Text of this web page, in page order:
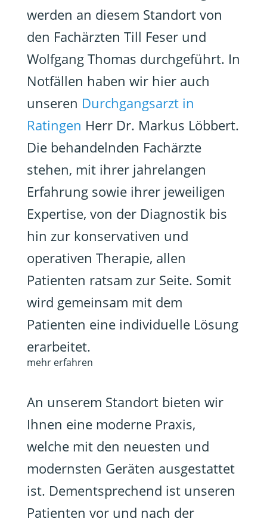
werden an diesem Standort von
den Fachärzten Till Feser und
Wolfgang Thomas durchgeführt. In
Notfällen haben wir hier auch
unseren Durchgangsarzt in
Ratingen Herr Dr. Markus Löbbert.
Die behandelnden Fachärzte
stehen, mit ihrer jahrelangen
Erfahrung sowie ihrer jeweiligen
Expertise, von der Diagnostik bis
hin zur konservativen und
operativen Therapie, allen
Patienten ratsam zur Seite. Somit
wird gemeinsam mit dem
Patienten eine individuelle Lösung
erarbeitet.
mehr erfahren
An unserem Standort bieten wir
Ihnen eine moderne Praxis,
welche mit den neuesten und
modernsten Geräten ausgestattet
ist. Dementsprechend ist unseren
Patienten vor und nach der